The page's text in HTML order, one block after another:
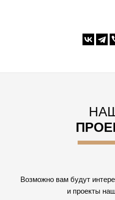
Возможно вам будут
и проекты